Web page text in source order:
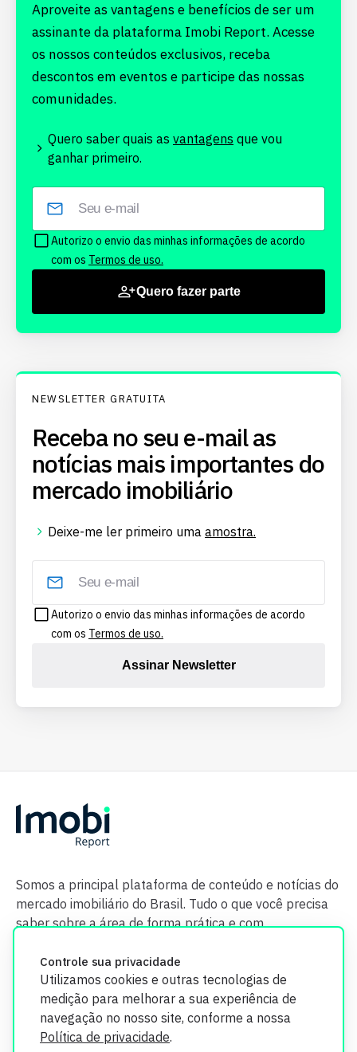
Controle sua privacidade
Utilizamos cookies e outras tecnologias de
medição para melhorar a sua experiência de
navegação no nosso site, conforme a nossa
Política de privacidade.
Aproveite as vantagens e benefícios de ser um
assinante da plataforma Imobi Report. Acesse
os nossos conteúdos exclusivos, receba
descontos em eventos e participe das nossas
comunidades.
Quero saber quais as vantagens que vou
ganhar primeiro.
Autorizo o envio das minhas informações de acordo
com os Termos de uso.
Quero fazer parte
NEWSLETTER GRATUITA
Receba no seu e-mail as
notícias mais importantes do
mercado imobiliário
Deixe-me ler primeiro uma amostra.
Autorizo o envio das minhas informações de acordo
com os Termos de uso.
Assinar Newsletter
Somos a principal plataforma de conteúdo e notícias do
mercado imobiliário do Brasil. Tudo o que você precisa
saber sobre a área de forma prática e com